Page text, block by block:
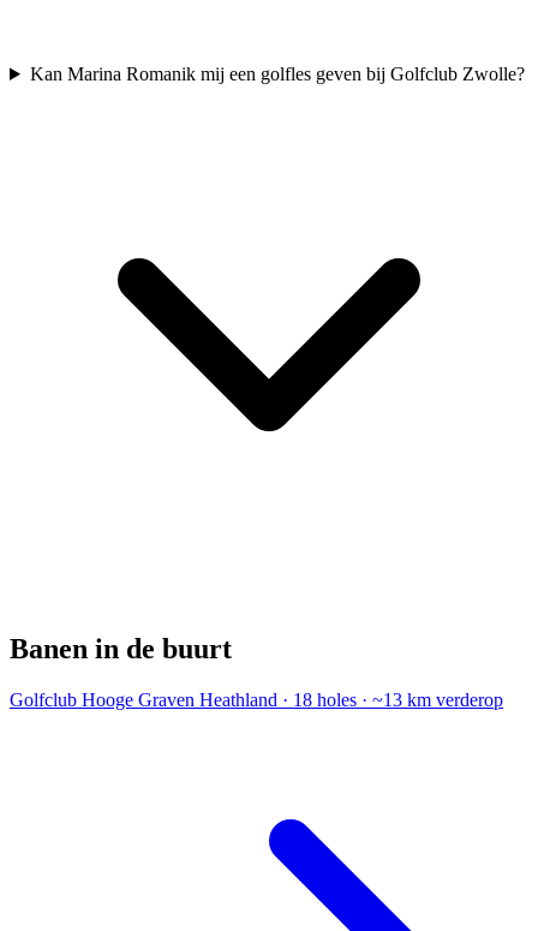
Kan Marina Romanik mij een golfles geven bij Golfclub Zwolle?
Banen in de buurt
Golfclub Hooge Graven Heathland · 18 holes · ~13 km verderop